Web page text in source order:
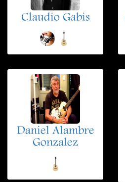
Claudio Gabis
Daniel Alambre
Gonzalez